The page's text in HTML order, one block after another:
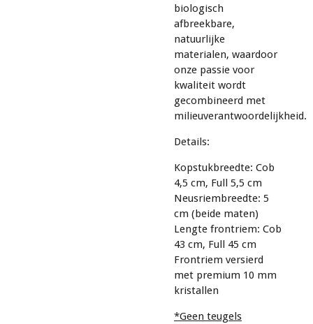
biologisch
afbreekbare,
natuurlijke
materialen, waardoor
onze passie voor
kwaliteit wordt
gecombineerd met
milieuverantwoordelijkheid.
Details:
Kopstukbreedte: Cob
4,5 cm, Full 5,5 cm
Neusriembreedte: 5
cm (beide maten)
Lengte frontriem: Cob
43 cm, Full 45 cm
Frontriem versierd
met premium 10 mm
kristallen
*Geen teugels